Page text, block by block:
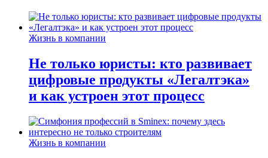
Жизнь в компании
Не только юристы: кто развивает
цифровые продукты «Легалтэка»
и как устроен этот процесс
Жизнь в компании